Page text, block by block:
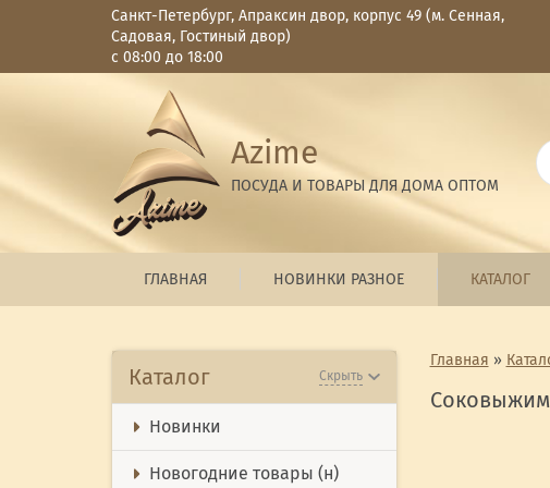
Санкт-Петербург, Апраксин двор, корпус 49 (м. Сенная,
Садовая, Гостиный двор)
с 08:00 до 18:00
Azime
ПОСУДА И ТОВАРЫ ДЛЯ ДОМА ОПТОМ
ГЛАВНАЯ НОВИНКИ РАЗНОЕ КАТАЛОГ
Каталог Скрыть
Новинки
Новогодние товары (н)
Главная »